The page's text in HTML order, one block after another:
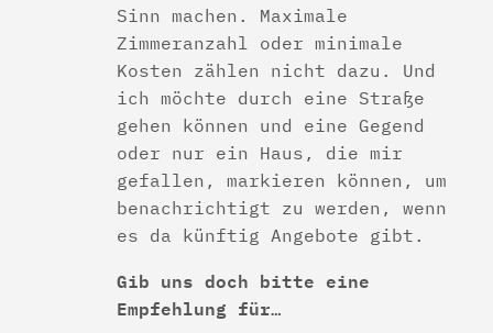
Sinn machen. Maximale
Zimmeranzahl oder minimale
Kosten zählen nicht dazu. Und
ich möchte durch eine Straße
gehen können und eine Gegend
oder nur ein Haus, die mir
gefallen, markieren können, um
benachrichtigt zu werden, wenn
es da künftig Angebote gibt.
Gib uns doch bitte eine
Empfehlung für…